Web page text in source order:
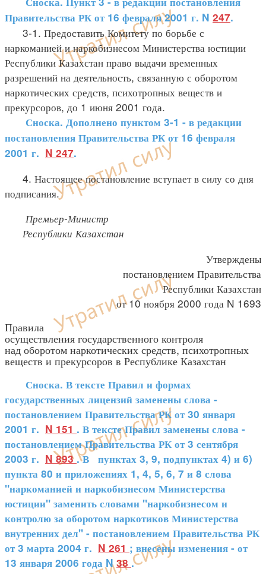
Правительства РК от 16 февраля 2001 г. N 247.
3-1. Предоставить Комитету по борьбе с
наркоманией и наркобизнесом Министерства юстиции
Республики Казахстан право выдачи временных
разрешений на деятельность, связанную с оборотом
наркотических средств, психотропных веществ и
прекурсоров, до 1 июня 2001 года.
Сноска. Дополнено пунктом 3-1 - в редакции
постановления Правительства РК от 16 февраля
2001 г. N 247.
4. Настоящее постановление вступает в силу со дня
подписания.
Премьер-Министр
Республики Казахстан
Утверждены
постановлением Правительства
Республики Казахстан
от 10 ноября 2000 года N 1693
Правила
осуществления государственного контроля
над оборотом наркотических средств, психотропных
веществ и прекурсоров в Республике Казахстан
Сноска. В тексте Правил и формах
государственных лицензий заменены слова -
постановлением Правительства РК от 30 января
2001 г. N 151 . В тексте Правил заменены слова -
постановлением Правительства РК от 3 сентября
2003 г. N 893 . В пунктах 3, 9, подпунктах 4) и 6)
пункта 80 и приложениях 1, 4, 5, 6, 7 и 8 слова
"наркоманией и наркобизнесом Министерства
юстиции" заменить словами "наркобизнесом и
контролю за оборотом наркотиков Министерства
внутренних дел" - постановлением Правительства РК
от 3 марта 2004 г. N 261 ; внесены изменения - от
13 января 2006 года N38 .